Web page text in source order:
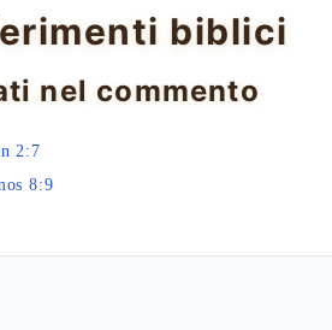
biblici
nel commento
2:7
8:9